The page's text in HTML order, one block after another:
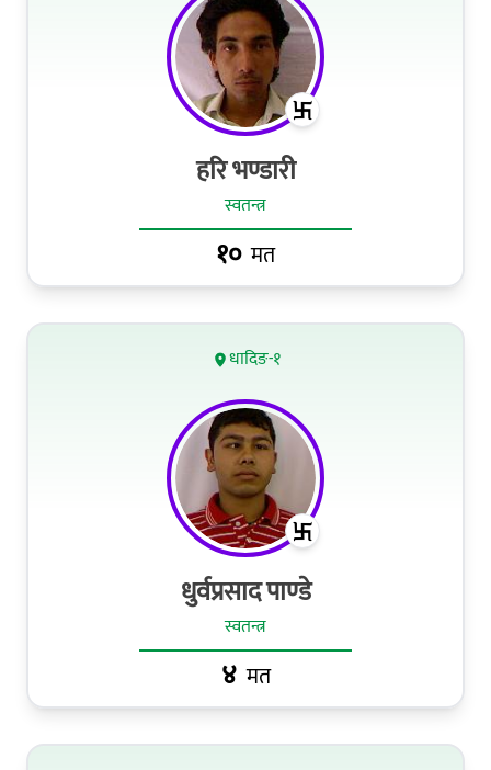
हरि भण्डारी
स्वतन्त्र
१० मत
धादिङ-१
धुर्वप्रसाद पाण्‍डे
स्वतन्त्र
४ मत